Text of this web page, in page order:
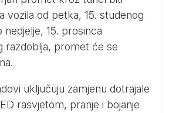
vozila od petka, 15. studenog
nedjelje, 15. prosinca
razdoblja, promet će se
uključuju zamjenu dotrajale
rasvjetom, pranje i bojanje